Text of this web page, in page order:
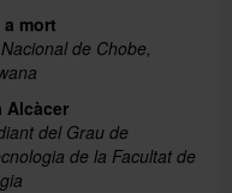
a mort
de Chobe,
Alcàcer
del Grau de
de la Facultat de